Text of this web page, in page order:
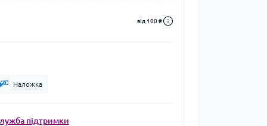
від 100 ₴
Наложка
підтримки